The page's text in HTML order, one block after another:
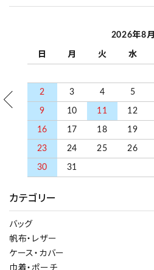
カテゴリー
バッグ
帆布・レザー
ケース・カバー
巾着・ポーチ
2026年8月
日 月 火 水
2 3 4 5
9 10 11 12
16 17 18 19
23 24 25 26
30 31